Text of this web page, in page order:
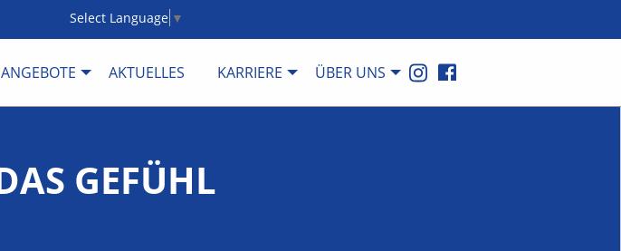
Select Language ▼
ANGEBOTE AKTUELLES KARRIERE ÜBER UNS
GEFÜHL